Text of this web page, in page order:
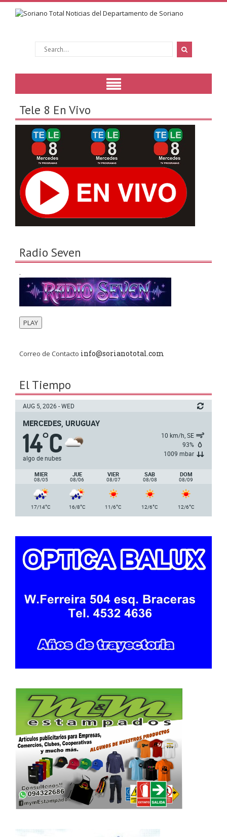
Tele 8 En Vivo
Radio Seven
.
PLAY
Correo de Contacto info@sorianototal.com
El Tiempo
AUG 5, 2026 - WED
MERCEDES, URUGUAY
14°C
algo de nubes
10 km/h, SE
93%
1009 mbar
MIER
08/05
JUE
08/06
VIER
08/07
SAB
08/08
DOM
08/09
17/14°C 16/8°C 11/6°C 12/6°C 12/6°C